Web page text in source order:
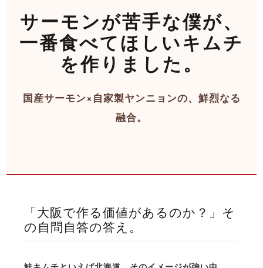
サーモンが苦手な僕が、
一番食べてほしいキムチ
を作りました。
国産サーモン×自家製ヤンニョンの、鮮烈なる
融合。
「大阪で作る価値があるのか？」そ
の自問自答の答え。